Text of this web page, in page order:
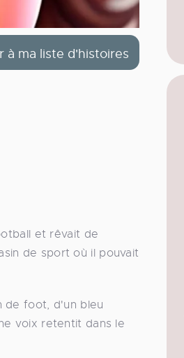
à ma liste d'histoires
et rêvait de
de sport où il pouvait
de foot, d'un bleu
voix retentit dans le